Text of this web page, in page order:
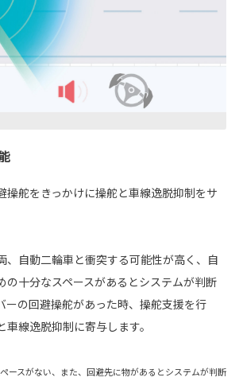
操舵をきっかけに操舵と車線逸脱抑制をサ
、自動二輪車と衝突する可能性が高く、自
の十分なスペースがあるとシステムが判断
ーの回避操舵があった時、操舵支援を行
線逸脱抑制に寄与します。
ースがない、また、回避先に物があるとシステムが判断